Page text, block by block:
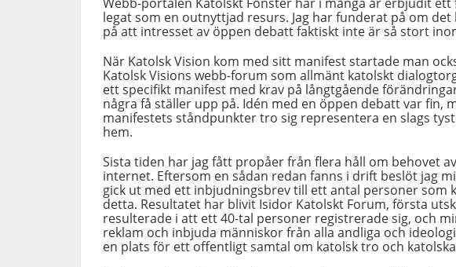
legat som en outnyttjad resurs. Jag har funderat på om
på att intresset av öppen debatt faktiskt inte är så stort
När Katolsk Vision kom med sitt manifest startade man
Katolsk Visions webb-forum som allmänt katolskt
ett specifikt manifest med krav på långtgående
några få ställer upp på. Idén med en öppen debatt var fin,
manifestets ståndpunkter tro sig representera en slags
hem.
Sista tiden har jag fått propåer från flera håll om behovet
internet. Eftersom en sådan redan fanns i drift beslöt jag
gick ut med ett inbjudningsbrev till ett antal personer som
detta. Resultatet har blivit Isidor Katolskt Forum, första
resulterade i att ett 40-tal personer registrerade sig, och
reklam och inbjuda människor från alla andliga och
en plats för ett offentligt samtal om katolsk tro och